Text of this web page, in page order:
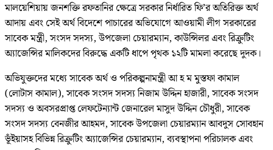
মালয়েশিয়ায় জনশক্তি রফতানির ক্ষেত্রে সরকার নির্ধারিত ফি’র অতিরিক্ত অর্থ
আদায় এবং সেই অর্থ বিদেশে পাচারের অভিযোগে আওয়ামী লীগ সরকারের
সাবেক মন্ত্রী, সংসদ সদস্য, উপজেলা চেয়ারম্যান, কাউন্সিলর এবং রিক্রুটিং
অ্যাজেন্সির মালিকদের বিরুদ্ধে একটি ধাপে পৃথক ১২টি মামলা করেছে দুদক।
অভিযুক্তদের মধ্যে সাবেক অর্থ ও পরিকল্পনামন্ত্রী আ হ ম মুস্তফা কামাল
(লোটাস কামাল), সাবেক সংসদ সদস্য নিজাম উদ্দিন হাজারী, সাবেক সংসদ
সদস্য ও অবসরপ্রাপ্ত লেফটেন্যান্ট জেনারেল মাসুদ উদ্দিন চৌধুরী, সাবেক
সংসদ সদস্য বেনজীর আহমদ, সাবেক উপজেলা চেয়ারম্যান আবদুস সোবহান
ভূঁইয়াসহ বিভিন্ন রিক্রুটিং অ্যাজেন্সির চেয়ারম্যান, ব্যবস্থাপনা পরিচালক এবং